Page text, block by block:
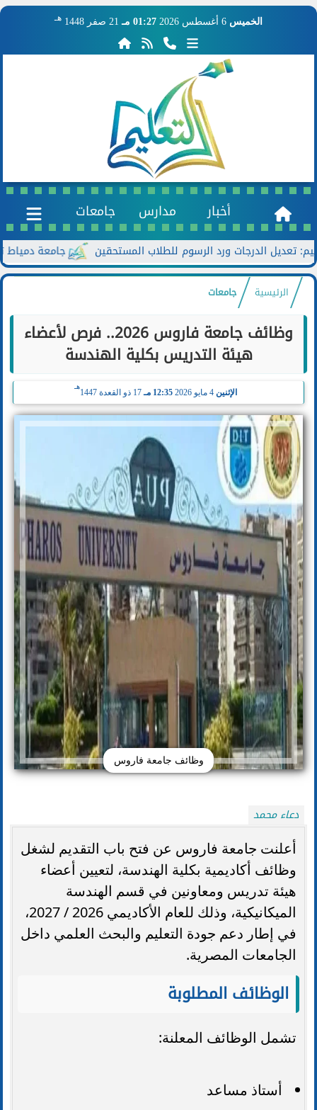
الخميس 01:27 مـ 21 صفر 1448 هـ
أخبار مدارس جامعات
جامعة دمياط تعزز
الرئيسية جامعات
وظائف جامعة فاروس 2026.. فرص لأعضاء
هيئة التدريس بكلية الهندسة
الإثنين 12:35 مـ 17 ذو القعدة 1447
هـ
وظائف جامعة فاروس
دعاء محمد
أعلنت جامعة فاروس عن فتح باب التقديم لشغل
وظائف أكاديمية بكلية الهندسة، لتعيين أعضاء
هيئة تدريس ومعاونين في قسم الهندسة
الميكانيكية، وذلك للعام الأكاديمي 2026 / 2027،
في إطار دعم جودة التعليم والبحث العلمي داخل
الجامعات المصرية.
الوظائف المطلوبة
تشمل الوظائف المعلنة:
أستاذ مساعد